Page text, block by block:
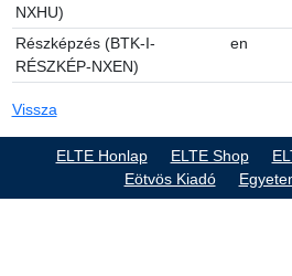
NXHU)
Részképzés (BTK-I-
RÉSZKÉP-NXEN)
en
Vissza
ELTE Honlap ELTE Shop
Eötvös Kiadó